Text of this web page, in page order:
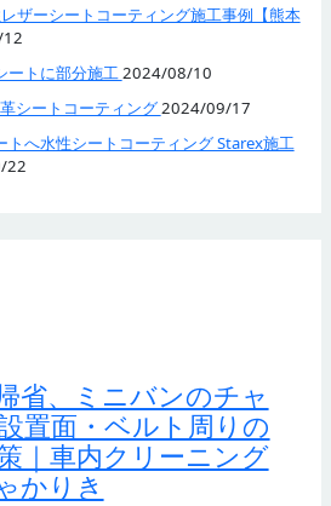
ザーシートコーティング施工事例【熊本
ートに部分施工2024/08/10
シートコーティング2024/09/17
トへ水性シートコーティング Starex施工
22
省、ミニバンのチャ
置面・ベルト周りの
｜車内クリーニング
かりき